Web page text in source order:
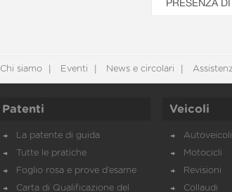
Chi siamo Eventi News e circolari
Patenti
La patente di guida
Tutte le pratiche
Foglio rosa e prove d’esame
Carta di Qualificazione del
Veicoli
Autoveicoli
Motocicli
Revisioni
Collaudi